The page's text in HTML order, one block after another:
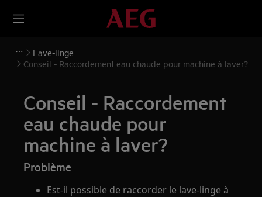
Lave-linge
Conseil - Raccordement eau chaude pour machine à laver?
Conseil - Raccordement
eau chaude pour
machine à laver?
Problème
Est-il possible de raccorder le lave-linge à